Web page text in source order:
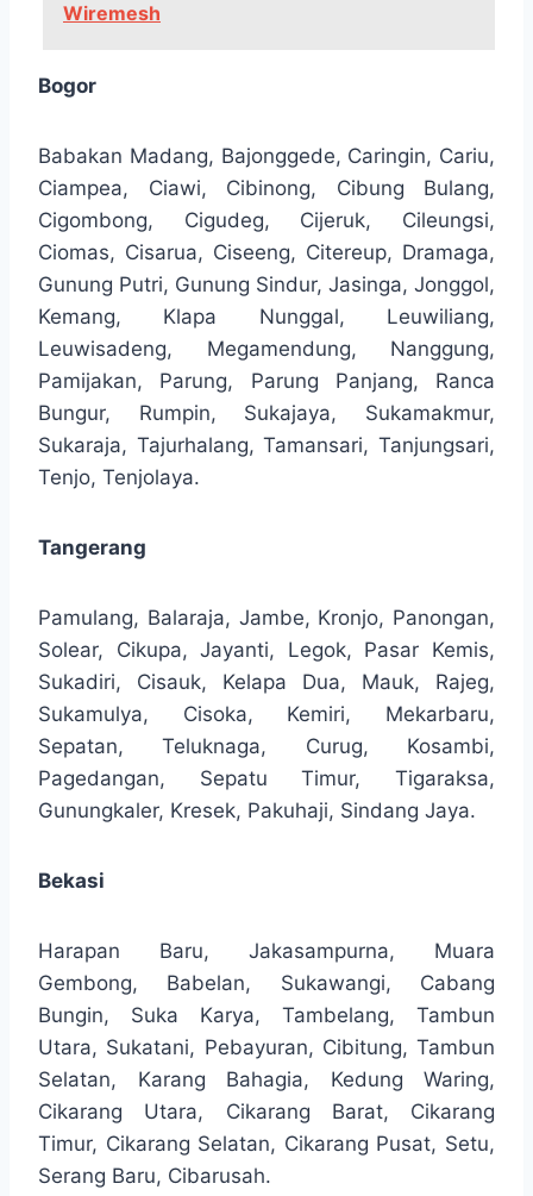
Wiremesh
Bogor
Babakan Madang, Bajonggede, Caringin, Cariu,
Ciampea, Ciawi, Cibinong, Cibung Bulang,
Cigombong, Cigudeg, Cijeruk, Cileungsi,
Ciomas, Cisarua, Ciseeng, Citereup, Dramaga,
Gunung Putri, Gunung Sindur, Jasinga, Jonggol,
Kemang, Klapa Nunggal, Leuwiliang,
Leuwisadeng, Megamendung, Nanggung,
Pamijakan, Parung, Parung Panjang, Ranca
Bungur, Rumpin, Sukajaya, Sukamakmur,
Sukaraja, Tajurhalang, Tamansari, Tanjungsari,
Tenjo, Tenjolaya.
Tangerang
Pamulang, Balaraja, Jambe, Kronjo, Panongan,
Solear, Cikupa, Jayanti, Legok, Pasar Kemis,
Sukadiri, Cisauk, Kelapa Dua, Mauk, Rajeg,
Sukamulya, Cisoka, Kemiri, Mekarbaru,
Sepatan, Teluknaga, Curug, Kosambi,
Pagedangan, Sepatu Timur, Tigaraksa,
Gunungkaler, Kresek, Pakuhaji, Sindang Jaya.
Bekasi
Harapan Baru, Jakasampurna, Muara
Gembong, Babelan, Sukawangi, Cabang
Bungin, Suka Karya, Tambelang, Tambun
Utara, Sukatani, Pebayuran, Cibitung, Tambun
Selatan, Karang Bahagia, Kedung Waring,
Cikarang Utara, Cikarang Barat, Cikarang
Timur, Cikarang Selatan, Cikarang Pusat, Setu,
Serang Baru, Cibarusah.